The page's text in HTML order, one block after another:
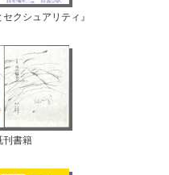
クシュアリティ』
刊書籍